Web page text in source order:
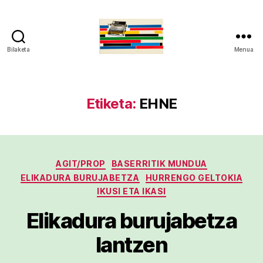
Bilaketa Menua
Etiketa: EHNE
Kategoriak
AGIT/PROP
BASERRITIK MUNDUA
ELIKADURA BURUJABETZA
HURRENGO GELTOKIA
IKUSI ETA IKASI
Elikadura burujabetza
lantzen